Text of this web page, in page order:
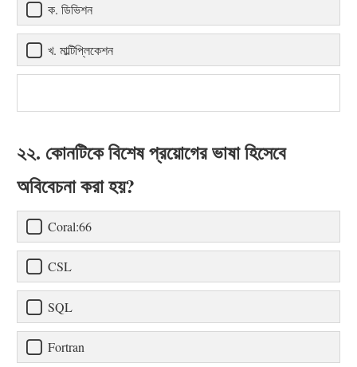
ক. ডিভিশন
খ. মাল্টিপ্লিকেশন
২২. কোনটিকে বিশেষ প্রয়োগের ভাষা হিসেবে
অবিবেচনা করা হয়?
Coral:66
CSL
SQL
Fortran